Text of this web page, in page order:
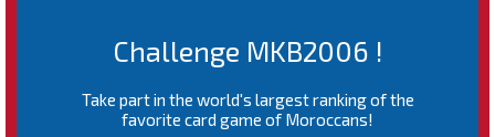
Challenge MKB2006 !
Take part in the world's largest ranking of the
favorite card game of Moroccans!